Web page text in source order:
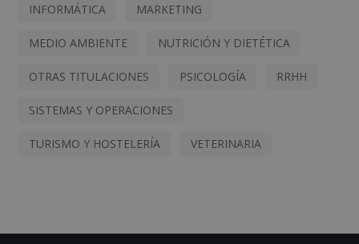
INFORMÁTICA MARKETING
MEDIO AMBIENTE NUTRICIÓN Y DIETÉTICA
OTRAS TITULACIONES PSICOLOGÍA RRHH
SISTEMAS Y OPERACIONES
TURISMO Y HOSTELERÍA VETERINARIA